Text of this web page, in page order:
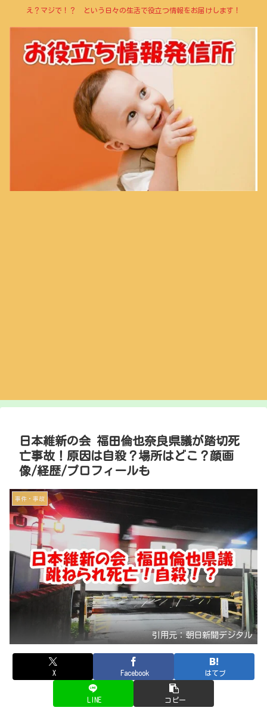
え？マジで！？ という日々の生活で役立つ情報をお届けします！
日本維新の会 福田倫也奈良県議が踏切死
亡事故！原因は自殺？場所はどこ？顔画
像/経歴/プロフィールも
事件・事故
引用元：朝日新聞デジタル
X Facebook はてブ
LINE コピー